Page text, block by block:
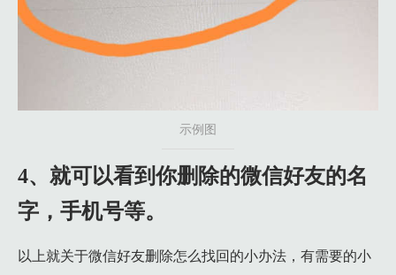
示例图
4、就可以看到你删除的微信好友的名
字，手机号等。
以上就关于微信好友删除怎么找回的小办法，有需要的小